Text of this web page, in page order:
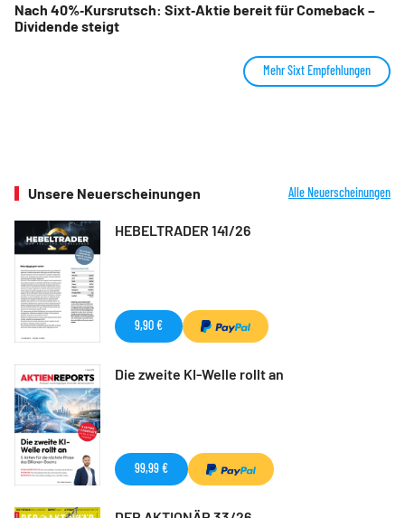
Nach 40%‑Kursrutsch: Sixt‑Aktie bereit für Comeback –
Dividende steigt
Mehr Sixt Empfehlungen
Unsere Neuerscheinungen Alle Neuerscheinungen
HEBELTRADER 141/26
9,90 €
Die zweite KI-Welle rollt an
99,99 €